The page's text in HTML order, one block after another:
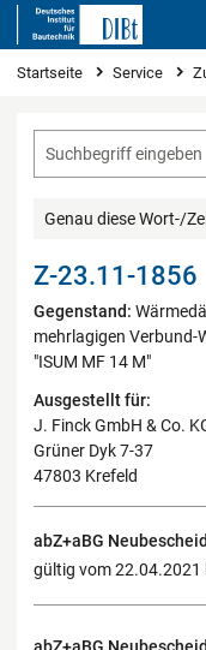
Sie sind hier
Startseite Service
Genau diese Wort-/
Z-23.11-1856
Gegenstand:
mehrlagigen Verbund-
"ISUM MF 14 M"
Ausgestellt für:
J. Finck GmbH & Co.
Grüner Dyk 7-37
47803 Krefeld
abZ+aBG Neubescheid
gültig vom 22.04.2021